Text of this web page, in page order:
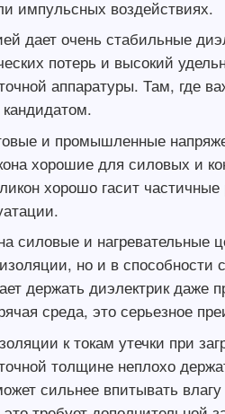
импульсных воздействиях.
дает очень стабильные
потерь и высокий
аппаратуры. Там, где
и промышленные
хорошие для силовых и
хорошо гасит
силовые и нагревательные
но и в способности
держать диэлектрик даже
среда, это серьезное
к токам утечки при
толщине неплохо
сильнее впитывать